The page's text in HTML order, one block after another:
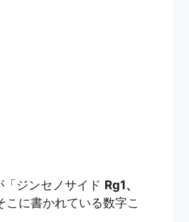
ジンセノサイド Rg1、
こに書かれている数字こ